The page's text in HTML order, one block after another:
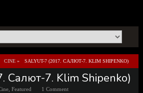
CINE » SALYUT-7 (2017. САЛЮТ-7. KLIM SHIPENKO)
Салют-7. Klim Shipenko)
, Featured 1 Comment